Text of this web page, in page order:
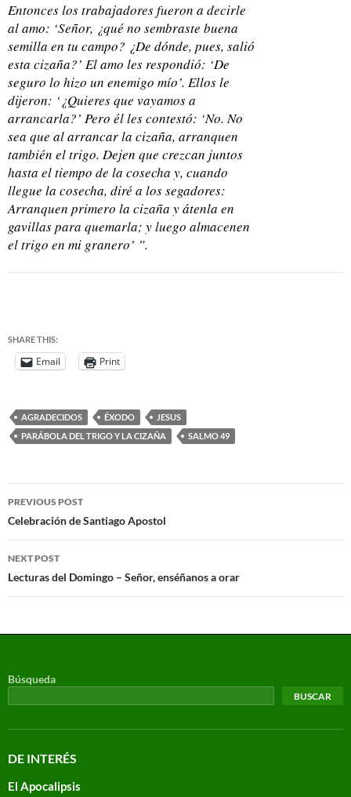
Entonces los trabajadores fueron a decirle
al amo: ‘Señor, ¿qué no sembraste buena
semilla en tu campo? ¿De dónde, pues, salió
esta cizaña?’ El amo les respondió: ‘De
seguro lo hizo un enemigo mío’. Ellos le
dijeron: ‘¿Quieres que vayamos a
arrancarla?’ Pero él les contestó: ‘No. No
sea que al arrancar la cizaña, arranquen
también el trigo. Dejen que crezcan juntos
hasta el tiempo de la cosecha y, cuando
llegue la cosecha, diré a los segadores:
Arranquen primero la cizaña y átenla en
gavillas para quemarla; y luego almacenen
el trigo en mi granero’ ”.
SHARE THIS:
Email Print
AGRADECIDOS ÉXODO
JESUS
PARÁBOLA DEL TRIGO Y LA CIZAÑA
SALMO 49
PREVIOUS POST
Celebración de Santiago Apostol
NEXT POST
Lecturas del Domingo – Señor, enséñanos a orar
Búsqueda
BUSCAR
DE INTERÉS
El Apocalipsis